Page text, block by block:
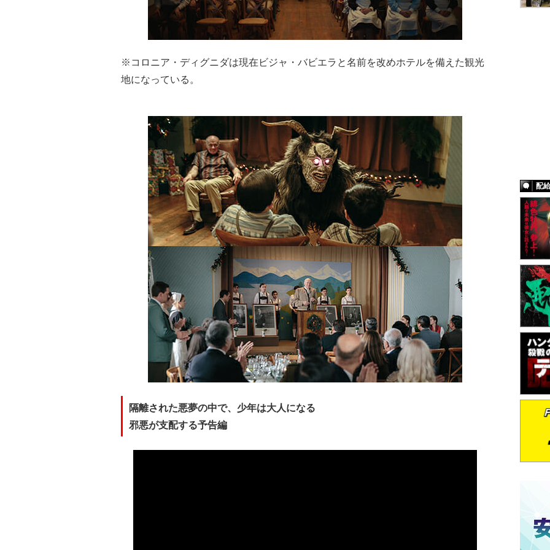
※コロニア・ディグニダは現在ビジャ・バビエラと名前を改めホテルを備えた観光
地になっている。
隔離された悪夢の中で、少年は大人になる
邪悪が支配する予告編
配